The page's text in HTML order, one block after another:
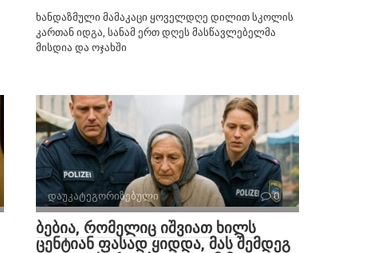
ხანდაზმული მამაკაცი ყოველდღე დილით სკოლის
კართან იდგა, სანამ ერთ დღეს მასწავლებელმა
მისდია და ოჯახში
დაუკატეგორიზებული 0
ბებია, რომელიც იშვიათ ხილს
ცენტიან ფასად ყიდდა, მას შემდეგ